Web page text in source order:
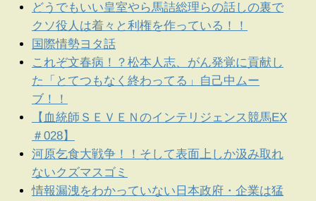
どうでもいい皇室やら馬詰総理らの話しの裏で
クソ役人は着々と利権を作っている！！
国際情勢ヨタ話
これぞ文春病！？松本人志、がん発覚に貢献し
た「とてつもなく終わってる」自己中ムー
ブ！！
【血統師ＳＥＶＥＮのインテリジェンス競馬EX
＃028】
河原乞食大戦争！！そして表面上しか汲み取れ
ないクズマスゴミ
情報漏洩をわかっていない日本政府・企業は猛